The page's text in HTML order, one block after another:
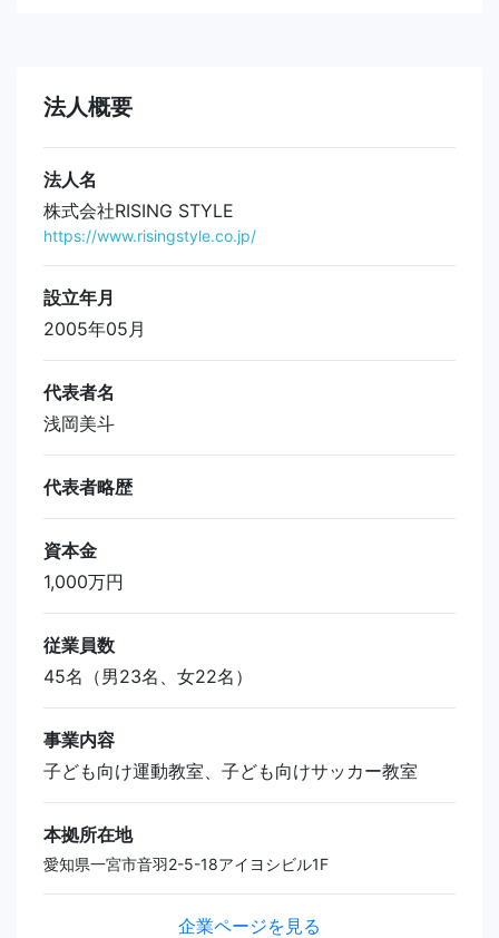
法人概要
法人名
株式会社RISING STYLE
https://www.risingstyle.co.jp/
設立年月
2005年05月
代表者名
浅岡美斗
代表者略歴
資本金
1,000万円
従業員数
45名（男23名、女22名）
事業内容
子ども向け運動教室、子ども向けサッカー教室
本拠所在地
愛知県一宮市音羽2-5-18アイヨシビル1F
企業ページを見る